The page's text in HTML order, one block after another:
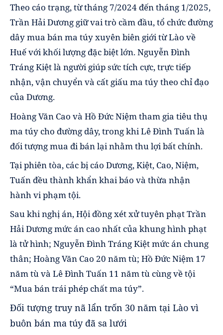
Theo cáo trạng, từ tháng 7/2024 đến tháng 1/2025,
Trần Hải Dương giữ vai trò cầm đầu, tổ chức đường
dây mua bán ma túy xuyên biên giới từ Lào về
Huế với khối lượng đặc biệt lớn. Nguyễn Đình
Tráng Kiệt là người giúp sức tích cực, trực tiếp
nhận, vận chuyển và cất giấu ma túy theo chỉ đạo
của Dương.
Hoàng Văn Cao và Hồ Đức Niệm tham gia tiêu thụ
ma túy cho đường dây, trong khi Lê Đình Tuấn là
đối tượng mua đi bán lại nhằm thu lợi bất chính.
Tại phiên tòa, các bị cáo Dương, Kiệt, Cao, Niệm,
Tuấn đều thành khẩn khai báo và thừa nhận
hành vi phạm tội.
Sau khi nghị án, Hội đồng xét xử tuyên phạt Trần
Hải Dương mức án cao nhất của khung hình phạt
là tử hình; Nguyễn Đình Tráng Kiệt mức án chung
thân; Hoàng Văn Cao 20 năm tù; Hồ Đức Niệm 17
năm tù và Lê Đình Tuấn 11 năm tù cùng về tội
“Mua bán trái phép chất ma túy”.
Đối tượng truy nã lẩn trốn 30 năm tại Lào vì
buôn bán ma túy đã sa lưới